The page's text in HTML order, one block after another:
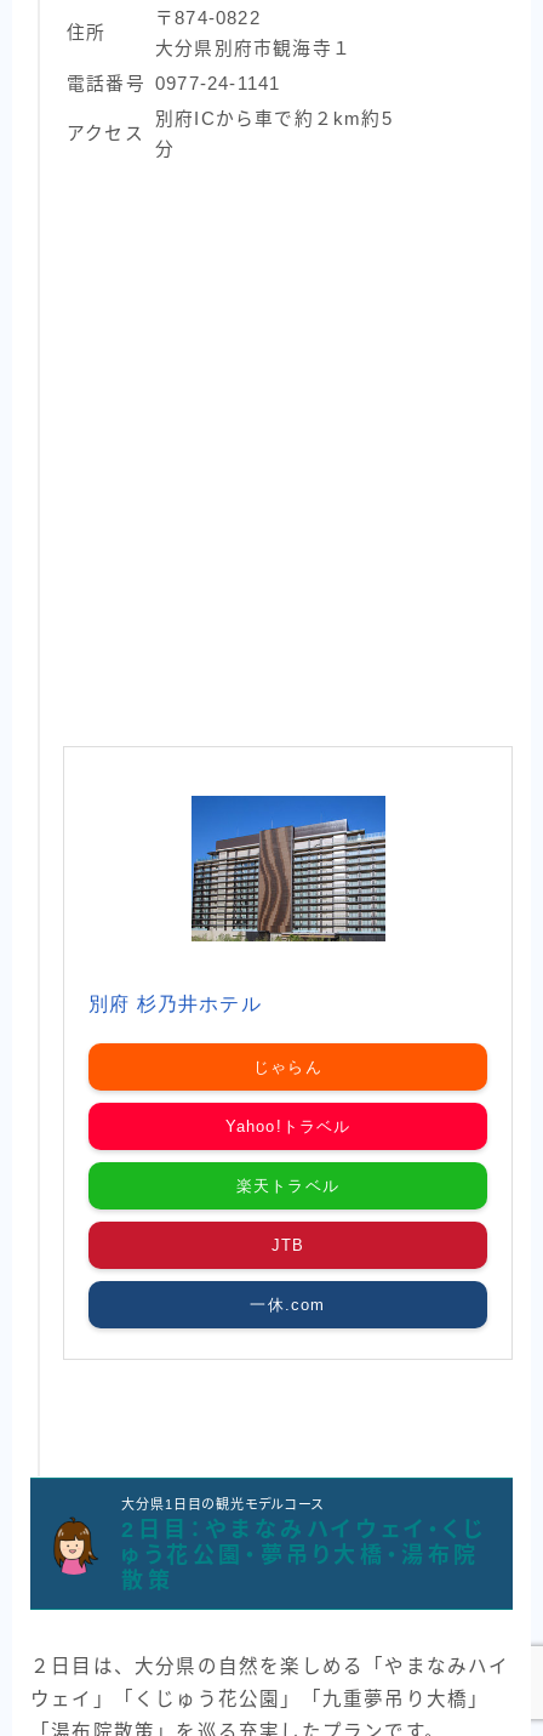
住所
〒874-0822
大分県別府市観海寺１
電話番号
0977-24-1141
アクセス
別府ICから車で約２km約5
分
別府 杉乃井ホテル
じゃらん
Yahoo!トラベル
楽天トラベル
JTB
一休.com
大分県1日目の観光モデルコース
2日目：やまなみハイウェイ・くじ
ゅう花公園・夢吊り大橋・湯布院
散策
２日目は、大分県の自然を楽しめる「やまなみハイ
ウェイ」「くじゅう花公園」「九重夢吊り大橋」